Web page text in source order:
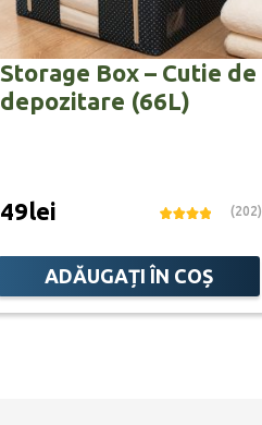
Storage Box – Cutie de
depozitare (66L)
49lei (202)
ADĂUGAȚI ÎN COȘ